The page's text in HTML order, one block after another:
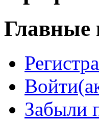
Главные
Войти
Забыли